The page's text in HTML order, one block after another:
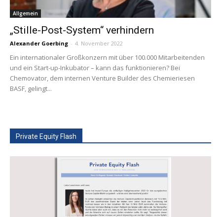
Allgemein
„Stille-Post-System“ verhindern
Alexander Goerbing - 4. November 2022
Ein internationaler Großkonzern mit über 100.000 Mitarbeitenden
und ein Start-up-Inkubator – kann das funktionieren? Bei
Chemovator, dem internen Venture Builder des Chemieriesen
BASF, gelingt...
Private Equity Flash